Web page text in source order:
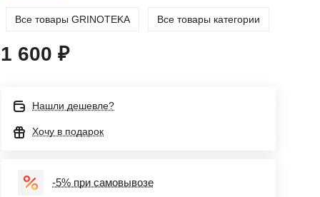
Все товары GRINOTEKA Все товары категории
1 600 ₽
Нашли дешевле?
Хочу в подарок
-5% при самовывозе